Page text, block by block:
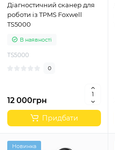
Діагностичний сканер для
роботи із TPMS Foxwell
TS5000
В наявності
TS5000
0
12 000грн
Придбати
Новинка